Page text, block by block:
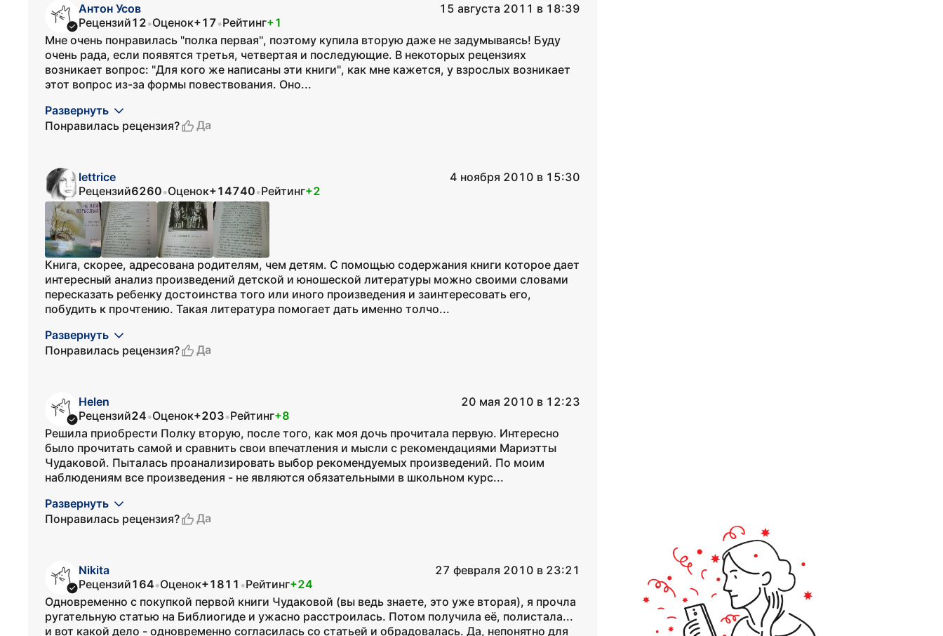
Антон Усов
15 августа 2011 в 18:39
Рецензий12•Оценок+17•Рейтинг+1
Мне очень понравилась "полка первая", поэтому купила вторую даже не задумываясь! Буду
очень рада, если появятся третья, четвертая и последующие. В некоторых рецензиях
возникает вопрос: "Для кого же написаны эти книги", как мне кажется, у взрослых возникает
этот вопрос из-за формы повествования. Оно...
Развернуть
Понравилась рецензия?
Да
lettrice
4 ноября 2010 в 15:30
Рецензий6260•Оценок+14740•Рейтинг+2
Книга, скорее, адресована родителям, чем детям. С помощью содержания книги которое дает
интересный анализ произведений детской и юношеской литературы можно своими словами
пересказать ребенку достоинства того или иного произведения и заинтересовать его,
побудить к прочтению. Такая литература помогает дать именно толчо...
Развернуть
Понравилась рецензия?
Да
Helen
20 мая 2010 в 12:23
Рецензий24•Оценок+203•Рейтинг+8
Решила приобрести Полку вторую, после того, как моя дочь прочитала первую. Интересно
было прочитать самой и сравнить свои впечатления и мысли с рекомендациями Мариэтты
Чудаковой. Пыталась проанализировать выбор рекомендуемых произведений. По моим
наблюдениям все произведения - не являются обязательными в школьном курс...
Развернуть
Понравилась рецензия?
Да
Nikita
27 февраля 2010 в 23:21
Рецензий164•Оценок+1811 •Рейтинг+24
Одновременно с покупкой первой книги Чудаковой (вы ведь знаете, это уже вторая), я прочла
ругательную статью на Библиогиде и ужасно расстроилась. Потом получила её, полистала...
и вот какой дело - одновременно согласилась со статьей и обрадовалась. Да, непонятно для